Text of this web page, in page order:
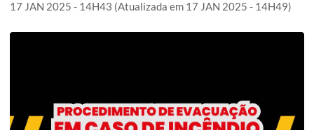
17 JAN 2025 - 14H43 (Atualizada em 17 JAN 2025 - 14H49)